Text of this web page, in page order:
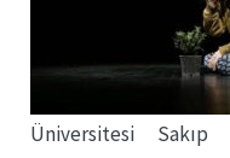
Üniversitesi